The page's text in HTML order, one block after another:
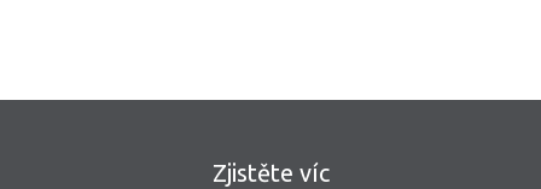
Zjistěte víc